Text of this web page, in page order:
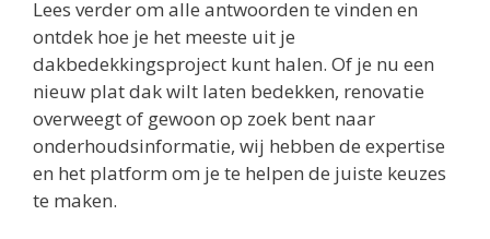
Lees verder om alle antwoorden te vinden en
ontdek hoe je het meeste uit je
dakbedekkingsproject kunt halen. Of je nu een
nieuw plat dak wilt laten bedekken, renovatie
overweegt of gewoon op zoek bent naar
onderhoudsinformatie, wij hebben de expertise
en het platform om je te helpen de juiste keuzes
te maken.